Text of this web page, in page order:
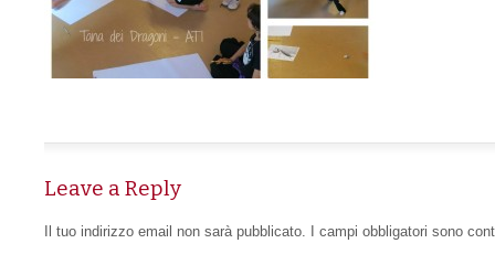
Leave a Reply
Il tuo indirizzo email non sarà pubblicato. I campi obbligatori sono